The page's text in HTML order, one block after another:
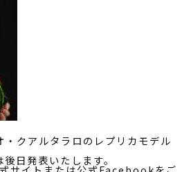
クアルタラロのレプリカモデル
日発表いたします。